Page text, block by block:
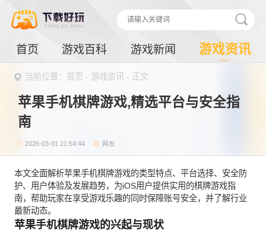
首页 游戏百科 游戏新闻 游戏资讯
当前位置： 首页 - 游戏资讯 - 正文
苹果手机棋牌游戏,精选平台与安全指
南
2026-03-01 21:54:44 网友
本文全面解析苹果手机棋牌游戏的类型特点、平台选择、安全防
护、用户体验及发展趋势，为iOS用户提供实用的棋牌游戏指
南，帮助玩家在享受游戏乐趣的同时保障账号安全，并了解行业
最新动态。
苹果手机棋牌游戏的兴起与现状